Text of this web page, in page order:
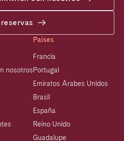
nosotros
Países
Francia
Portugal
Emiratos Árabes Unidos
Brasil
España
Reino Unido
Guadalupe